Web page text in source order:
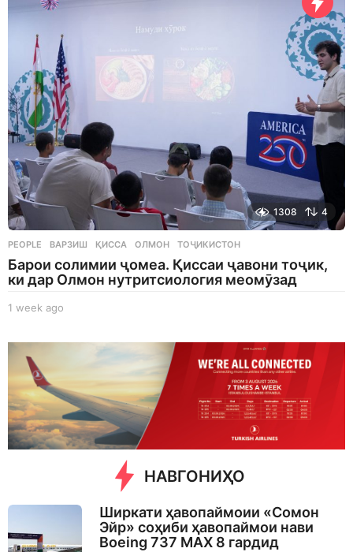
g
o
1308 4
PEOPLE ВАРЗИШ ,ҚИССА ,ОЛМОН ,ТОҶИКИСТОН
Барои солимии ҷомеа. Қиссаи ҷавони тоҷик,
ки дар Олмон нутритсиология меомӯзад
1 week ago
g
o
НАВГОНИҲО
Ширкати ҳавопаймоии «Сомон
Эйр» соҳиби ҳавопаймои нави
Boeing 737 MAX 8 гардид